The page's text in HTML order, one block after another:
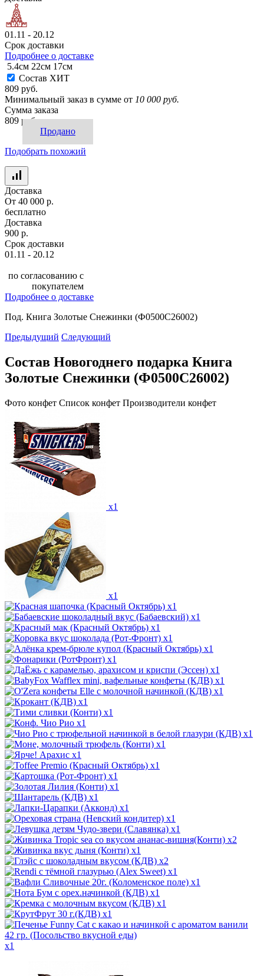
01.11 - 20.12
Срок доставки
Подробнее о доставке
5.4см 22см 17см
Состав ХИТ
809 руб.
Минимальный заказ в сумме от 10 000 руб.
Сумма заказа
809 руб.
Продано
Подобрать похожий
Доставка
От 40 000 р.
бесплатно
Доставка
900 р.
Срок доставки
01.11 - 20.12
по согласованию с
покупателем
Подробнее о доставке
Под. Книга Золотые Снежинки (Ф0500С26002)
Предыдущий Следующий
Состав Новогоднего подарка Книга
Золотые Снежинки (Ф0500С26002)
Фото конфет Список конфет Производители конфет
x1
x1
x1
x1
x1
x1
x1
x1
x1
x1
x1
x1
x1
x1
x1
x1
x1
x1
x1
x1
x1
x1
x1
x1
x2
x1
x2
x1
x1
x1
x1
x1
x1